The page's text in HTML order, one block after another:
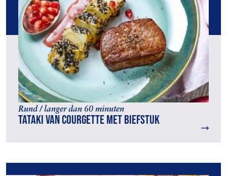
Rund / langer dan 60 minuten
Tataki van courgette met biefstuk